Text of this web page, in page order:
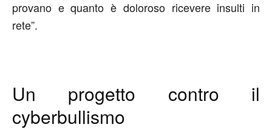
provano e quanto è doloroso ricevere insulti in
rete”.
Un progetto contro il
cyberbullismo